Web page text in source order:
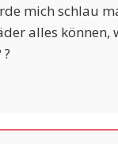
mich schlau
alles können,